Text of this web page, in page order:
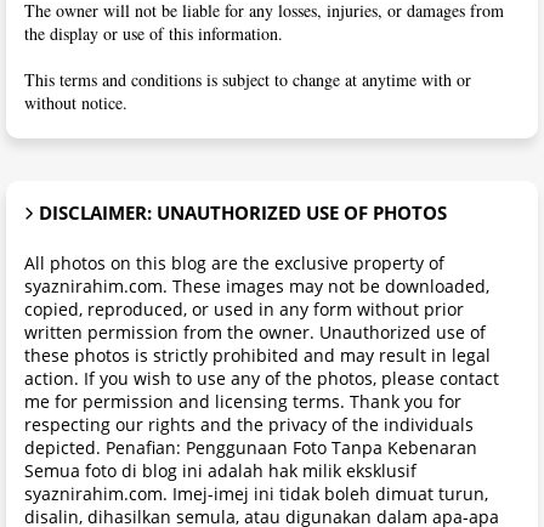
The owner will not be liable for any losses, injuries, or damages from
the display or use of this information.
This terms and conditions is subject to change at anytime with or
without notice.
DISCLAIMER: UNAUTHORIZED USE OF PHOTOS
All photos on this blog are the exclusive property of
syaznirahim.com. These images may not be downloaded,
copied, reproduced, or used in any form without prior
written permission from the owner. Unauthorized use of
these photos is strictly prohibited and may result in legal
action. If you wish to use any of the photos, please contact
me for permission and licensing terms. Thank you for
respecting our rights and the privacy of the individuals
depicted. Penafian: Penggunaan Foto Tanpa Kebenaran
Semua foto di blog ini adalah hak milik eksklusif
syaznirahim.com. Imej-imej ini tidak boleh dimuat turun,
disalin, dihasilkan semula, atau digunakan dalam apa-apa